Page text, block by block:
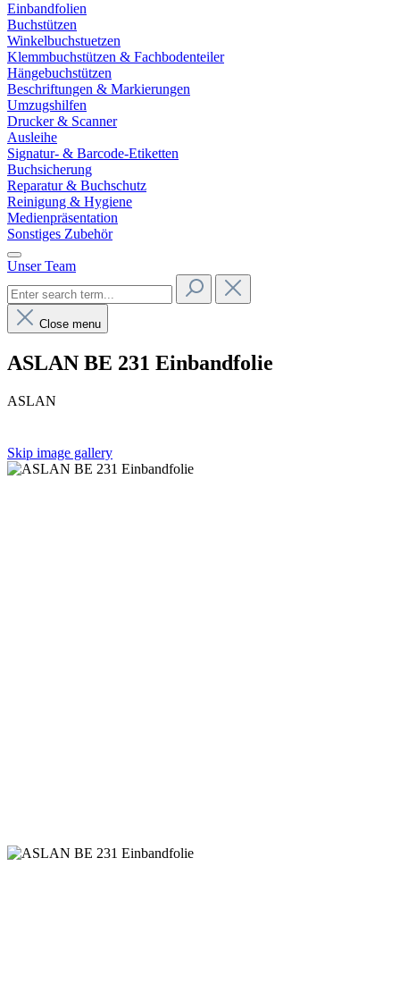
Einbandfolien
Buchstützen
Winkelbuchstuetzen
Klemmbuchstützen & Fachbodenteiler
Hängebuchstützen
Beschriftungen & Markierungen
Umzugshilfen
Drucker & Scanner
Ausleihe
Signatur- & Barcode-Etiketten
Buchsicherung
Reparatur & Buchschutz
Reinigung & Hygiene
Medienpräsentation
Sonstiges Zubehör
Unser Team
Close menu
ASLAN BE 231 Einbandfolie
ASLAN
Skip image gallery